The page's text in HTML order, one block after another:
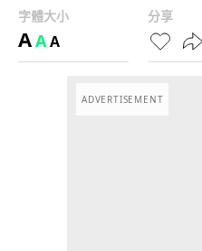
字體大小
AAA
分享
ADVERTISEMENT